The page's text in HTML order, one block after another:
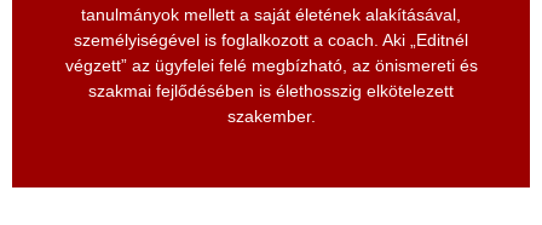
tanulmányok mellett a saját életének alakításával,
személyiségével is foglalkozott a coach. Aki „Editnél
végzett” az ügyfelei felé megbízható, az önismereti és
szakmai fejlődésében is élethosszig elkötelezett
szakember.
Jelentkezz a képzésre!